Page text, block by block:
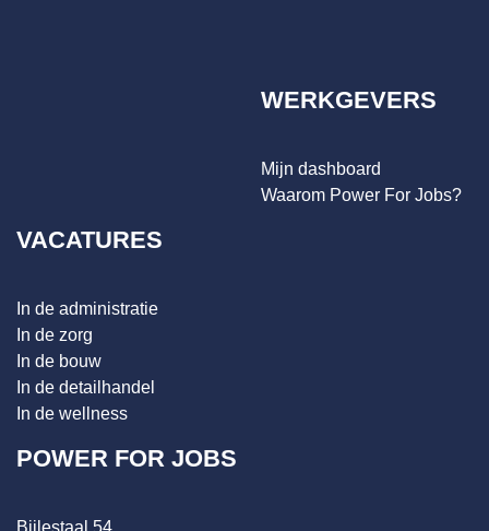
WERKGEVERS
Mijn dashboard
Waarom Power For Jobs?
VACATURES
In de administratie
In de zorg
In de bouw
In de detailhandel
In de wellness
POWER FOR JOBS
Bijlestaal 54